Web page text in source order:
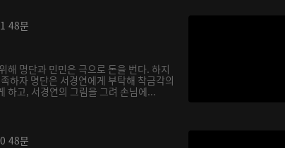
48분
해 명단과 민민은 극으로 돈을 번다. 하지
하자 명단은 서경연에게 부탁해 착금각의
하고, 서경연의 그림을 그려 손님에...
48분